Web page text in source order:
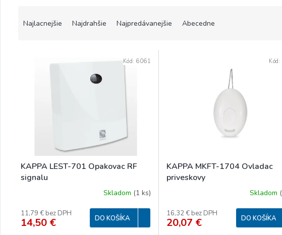
o
v
Najlacnejšie Najdrahšie Najpredávanejšie Abecedne
k
t
KAPPA LEST-701 Opakovac RF
signalu
Skladom (1 ks)
11,79 € bez DPH
14,50 € DO KOŠÍKA
Kód: 6061
KAPPA MKFT-1704 Ovladac
priveskovy
Skladom (
16,32 € bez DPH
20,07 € DO KOŠÍKA
Kód: